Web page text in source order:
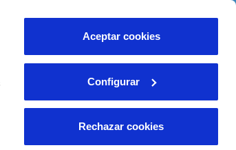
Aceptar cookies
Configurar
Rechazar cookies
INCIDENCIAS
Comunica anomalías o posibles